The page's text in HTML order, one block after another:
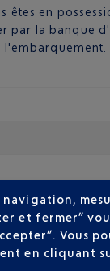
êtes en
par la banque
est situé sur la
vous
et fermer”
Vous
en cliquant